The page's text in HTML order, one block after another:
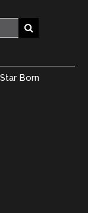
Born